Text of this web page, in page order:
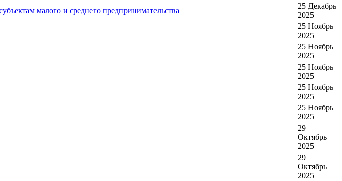
малого и среднего предпринимательства
25 Декабрь
2025
25 Ноябрь
2025
25 Ноябрь
2025
25 Ноябрь
2025
25 Ноябрь
2025
25 Ноябрь
2025
29
Октябрь
2025
29
Октябрь
2025